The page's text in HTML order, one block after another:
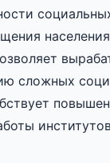
сложных